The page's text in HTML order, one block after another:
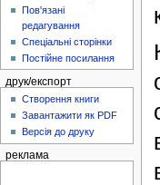
Пов'язані
редагування
Спеціальні сторінки
Постійне посилання
друк/експорт
Створення книги
Завантажити як PDF
Версія до друку
реклама